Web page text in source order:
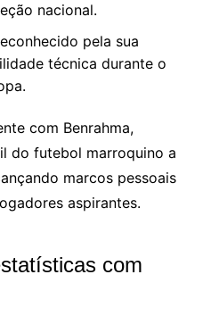
nacional.
pela sua
técnica durante o
com Benrahma,
do futebol marroquino a
marcos pessoais
aspirantes.
com